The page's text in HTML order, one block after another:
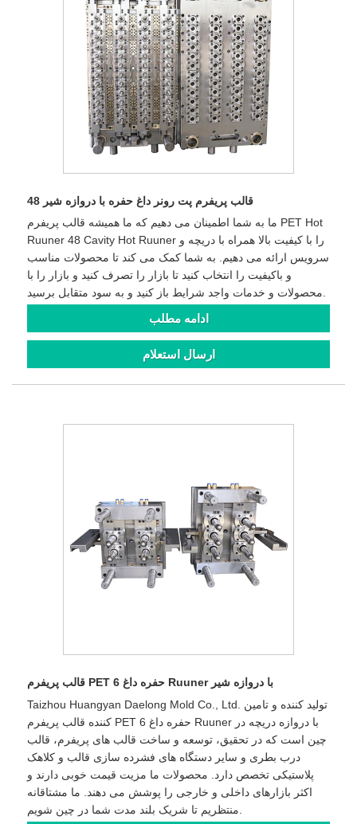
48 قالب پریفرم پت رونر داغ حفره با دروازه شیر
ما به شما اطمینان می دهیم که ما همیشه قالب پریفرم PET Hot
Ruuner 48 Cavity Hot Ruuner را با کیفیت بالا همراه با دریچه و
سرویس ارائه می دهیم. به شما کمک می کند تا محصولات مناسب
و باکیفیت را انتخاب کنید تا بازار را تصرف کنید و بازار را با
محصولات و خدمات واجد شرایط باز کنید و به سود متقابل برسید.
ادامه مطلب
ارسال استعلام
قالب پریفرم PET 6 حفره داغ Ruuner با دروازه شیر
Taizhou Huangyan Daelong Mold Co., Ltd. تولید کننده و تامین
کننده قالب پریفرم PET 6 حفره داغ Ruuner با دروازه دریچه در
چین است که در تحقیق، توسعه و ساخت قالب های پریفرم، قالب
درب بطری و سایر دستگاه های فشرده سازی قالب و کلاهک
پلاستیکی تخصص دارد. محصولات ما مزیت قیمت خوبی دارند و
اکثر بازارهای داخلی و خارجی را پوشش می دهند. ما مشتاقانه